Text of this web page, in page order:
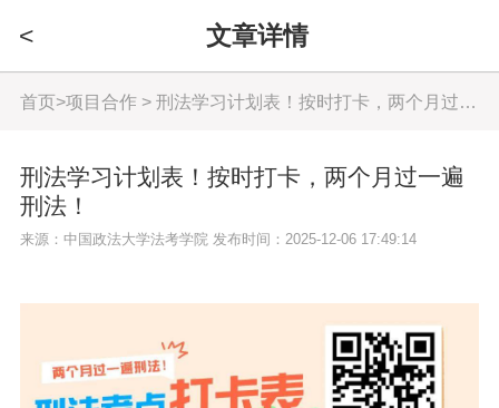
< 文章详情
首页>项目合作 > 刑法学习计划表！按时打卡，两个月过一遍刑法！
刑法学习计划表！按时打卡，两个月过一遍
刑法！
来源：中国政法大学法考学院 发布时间：2025-12-06 17:49:14